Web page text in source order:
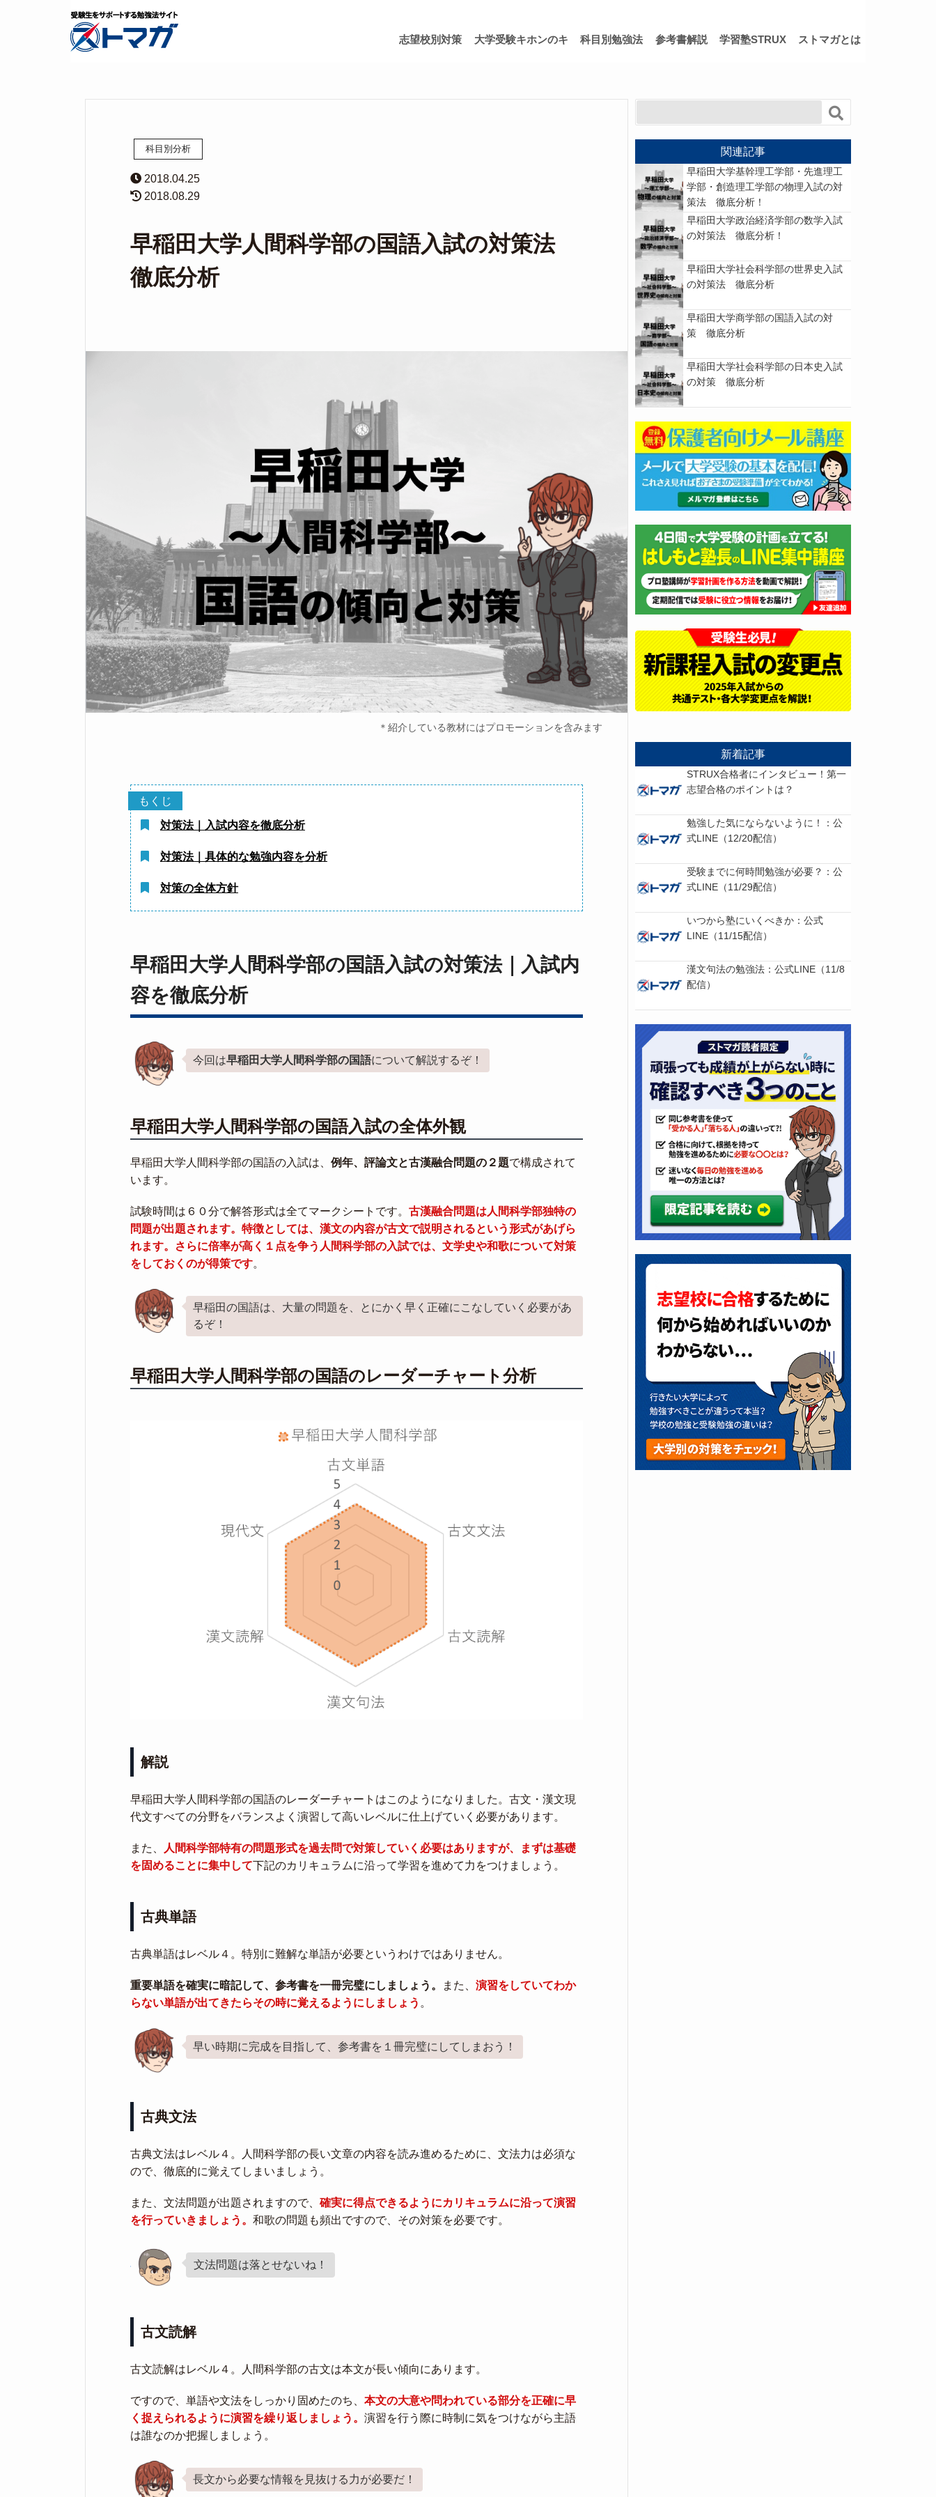
志望校別対策 大学受験キホンのキ 科目別勉強法 参考書解説 学習塾STRUX ストマガとは
科目別分析
2018.04.25
2018.08.29
早稲田大学人間科学部の国語入試の対策法
徹底分析
＊紹介している教材にはプロモーションを含みます
対策法｜入試内容を徹底分析
対策法｜具体的な勉強内容を分析
対策の全体方針
早稲田大学人間科学部の国語入試の対策法｜入試内
容を徹底分析
今回は早稲田大学人間科学部の国語について解説するぞ！
早稲田大学人間科学部の国語入試の全体外観
早稲田大学人間科学部の国語の入試は、 例年、評論文と古漢融合問題の２題で構成されて
います。
試験時間は６０分で解答形式は全てマークシートです。 古漢融合問題は人間科学部独特の
問題が出題されます。特徴としては、漢文の内容が古文で説明されるという形式があげら
れます。さらに倍率が高く１点を争う人間科学部の入試では、文学史や和歌について対策
をしておくのが得策です。
早稲田の国語は、大量の問題を、とにかく早く正確にこなしていく必要があ
るぞ！
早稲田大学人間科学部の国語のレーダーチャート分析
解説
早稲田大学人間科学部の国語のレーダーチャートはこのようになりました。古文・漢文現
代文すべての分野をバランスよく演習して高いレベルに仕上げていく必要があります。
また、
人間科学部特有の問題形式を過去問で対策していく必要はありますが、まずは基礎
を固めることに集中して下記のカリキュラムに沿って学習を進めて力をつけましょう。
古典単語
古典単語はレベル４。特別に難解な単語が必要というわけではありません。
重要単語を確実に暗記して、参考書を一冊完璧にしましょう。 また、 演習をしていてわか
らない単語が出てきたらその時に覚えるようにしましょう 。
早い時期に完成を目指して、参考書を１冊完璧にしてしまおう！
古典文法
古典文法はレベル４。人間科学部の長い文章の内容を読み進めるために、文法力は必須な
ので、徹底的に覚えてしまいましょう。
また、文法問題が出題されますので、 確実に得点できるようにカリキュラムに沿って演習
を行っていきましょう。 和歌の問題も頻出ですので、その対策を必要です。
文法問題は落とせないね！
古文読解
古文読解はレベル４。人間科学部の古文は本文が長い傾向にあります。
ですので、単語や文法をしっかり固めたのち、 本文の大意や問われている部分を正確に早
く捉えられるように演習を繰り返しましょう。 演習を行う際に時制に気をつけながら主語
は誰なのか把握しましょう。
長文から必要な情報を見抜ける力が必要だ！
関連記事
早稲田大学基幹理工学部・先進理工
学部・創造理工学部の物理入試の対
策法 徹底分析！
早稲田大学政治経済学部の数学入試
の対策法 徹底分析！
早稲田大学社会科学部の世界史入試
の対策法 徹底分析
早稲田大学商学部の国語入試の対
策 徹底分析
早稲田大学社会科学部の日本史入試
の対策 徹底分析
新着記事
STRUX合格者にインタビュー！第一
志望合格のポイントは？
勉強した気にならないように！：公
式LINE（12/20配信）
受験までに何時間勉強が必要？：公
式LINE（11/29配信）
いつから塾にいくべきか：公式
LINE（11/15配信）
漢文句法の勉強法：公式LINE（11/8
配信）